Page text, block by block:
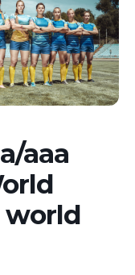
aaa
world